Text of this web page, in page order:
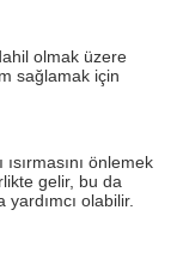
olmak üzere
sağlamak için
önlemek
gelir, bu da
yardımcı olabilir.